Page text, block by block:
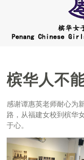
槟华人不
感谢谭惠英老师耐心为
路，从福建女校到槟华
于心。